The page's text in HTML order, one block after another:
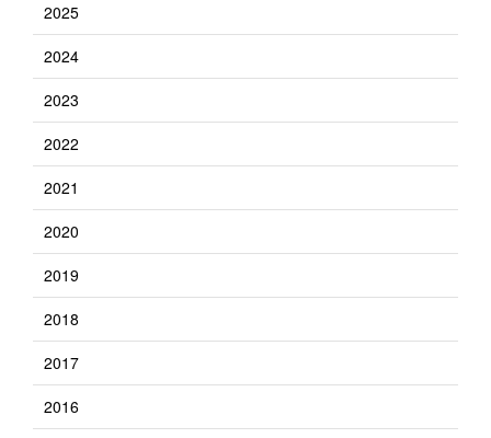
2025
2024
2023
2022
2021
2020
2019
2018
2017
2016